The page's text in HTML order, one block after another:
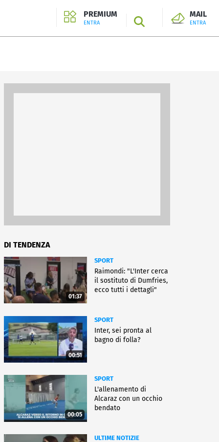
PREMIUM
ENTRA SEARCH
MAIL
ENTRA
DI TENDENZA
01:37
SPORT
Raimondi: "L'Inter cerca
il sostituto di Dumfries,
ecco tutti i dettagli"
00:51
SPORT
Inter, sei pronta al
bagno di folla?
00:05
SPORT
L'allenamento di
Alcaraz con un occhio
bendato
ULTIME NOTIZIE